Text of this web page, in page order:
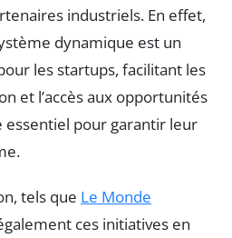
industriels. En effet,
dynamique est un
les startups, facilitant les
et l’accès aux opportunités
essentiel pour garantir leur
tels que Le Monde
ces initiatives en